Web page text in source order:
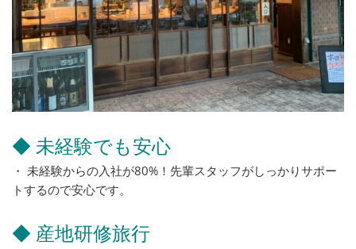
◆ 未経験でも安心
・ 未経験からの入社が80%！先輩スタッフがしっかりサポー
トするので安心です。
◆ 産地研修旅行